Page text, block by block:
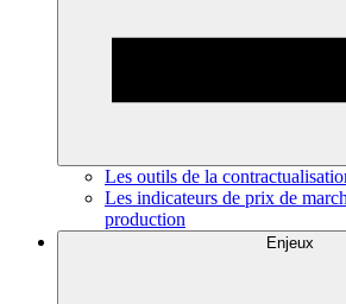
Les outils de la
Les indicateurs de prix de
production
Enjeux